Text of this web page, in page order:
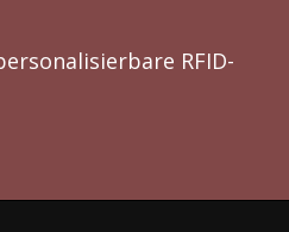
RFID-